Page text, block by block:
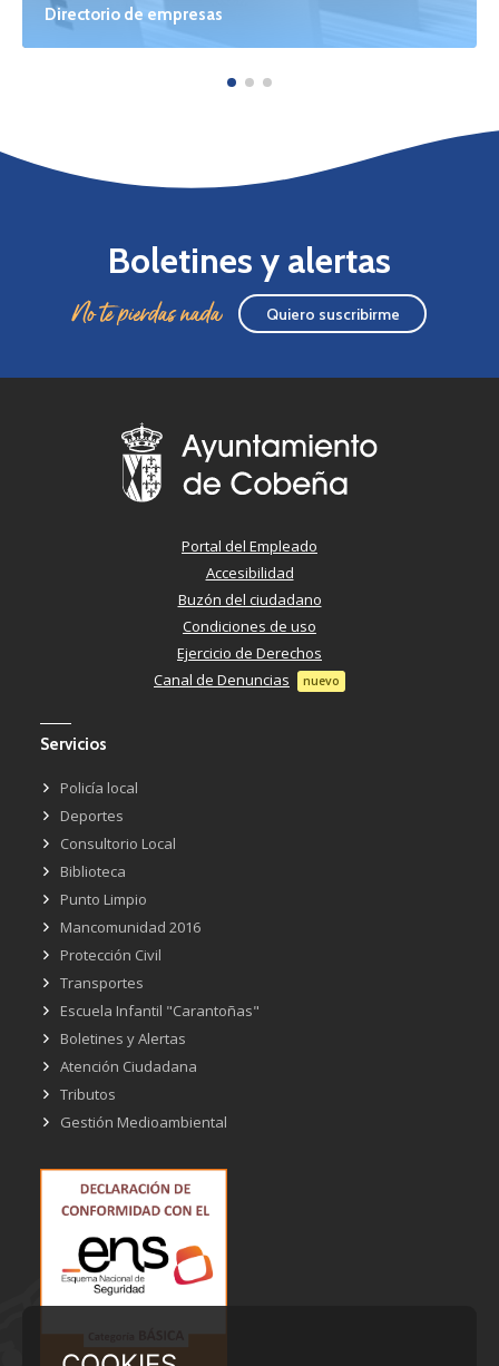
Directorio de empresas
Boletines y alertas
No te pierdas nada Quiero suscribirme
Portal del Empleado
Accesibilidad
Buzón del ciudadano
Condiciones de uso
Ejercicio de Derechos
Canal de Denuncias
nuevo
Servicios
Policía local
Deportes
Consultorio Local
Biblioteca
Punto Limpio
Mancomunidad 2016
Protección Civil
Transportes
Escuela Infantil "Carantoñas"
Boletines y Alertas
Atención Ciudadana
Tributos
Gestión Medioambiental